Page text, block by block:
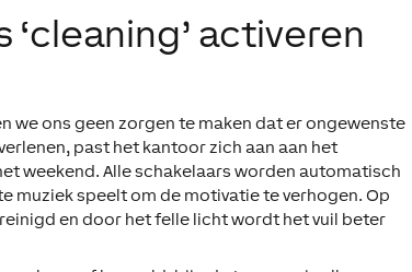
activeren
we ons geen zorgen te maken dat er ongewenste
past het kantoor zich aan aan het
weekend. Alle schakelaars worden automatisch
muziek speelt om de motivatie te verhogen. Op
en door het felle licht wordt het vuil beter